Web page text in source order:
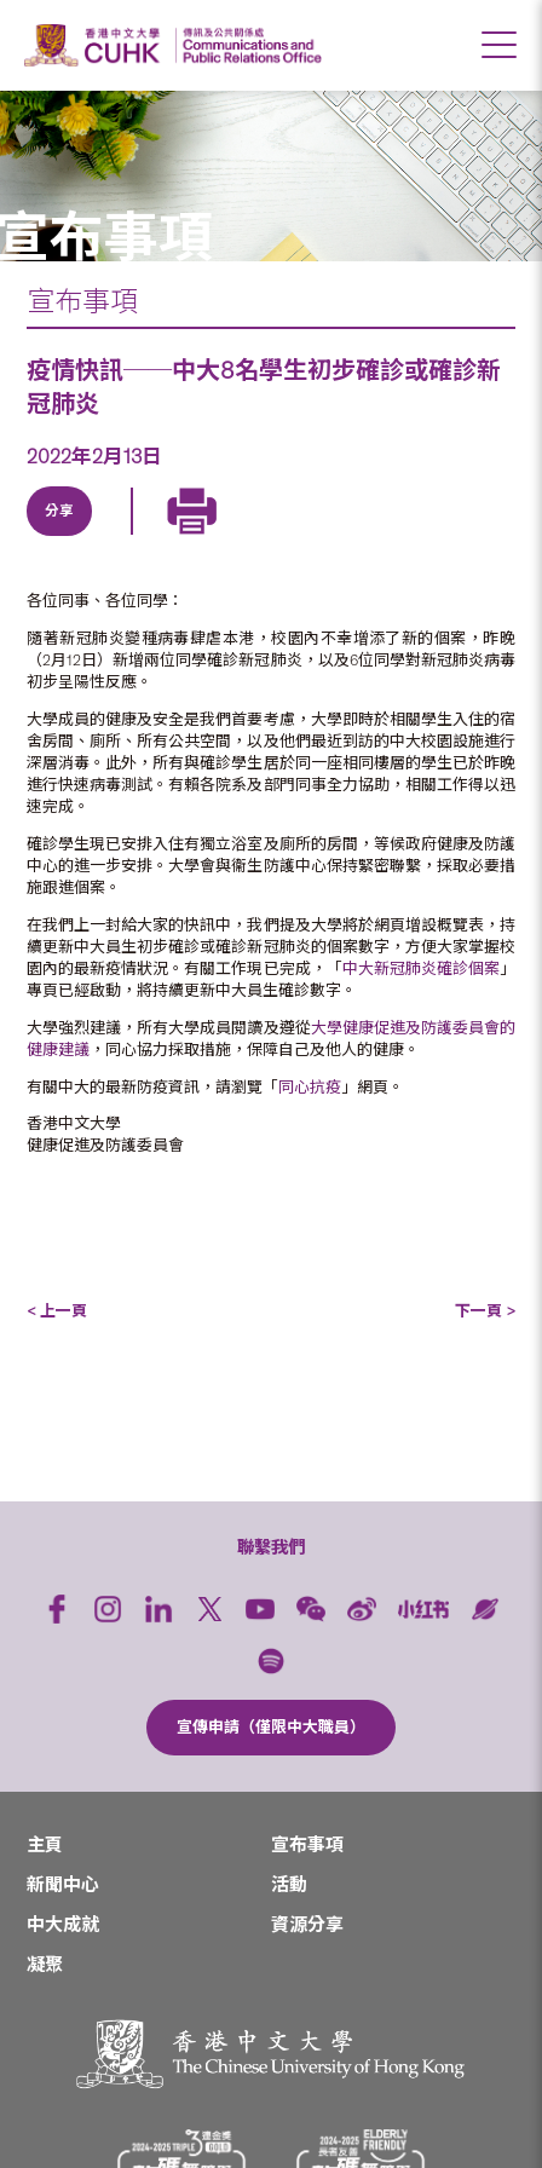
布事項
宣布事項
疫情快訊──中大8名學生初步確診或確診新
冠肺炎
2022年2月13日
分享
各位同事、各位同學：
隨著新冠肺炎變種病毒肆虐本港，校園內不幸增添了新的個案，昨晚
（2月12日）新增兩位同學確診新冠肺炎，以及6位同學對新冠肺炎病毒
初步呈陽性反應。
大學成員的健康及安全是我們首要考慮，大學即時於相關學生入住的宿
舍房間、廁所、所有公共空間，以及他們最近到訪的中大校園設施進行
深層消毒。此外，所有與確診學生居於同一座相同樓層的學生已於昨晚
進行快速病毒測試。有賴各院系及部門同事全力協助，相關工作得以迅
速完成。
確診學生現已安排入住有獨立浴室及廁所的房間，等候政府健康及防護
中心的進一步安排。大學會與衞生防護中心保持緊密聯繫，採取必要措
施跟進個案。
在我們上一封給大家的快訊中，我們提及大學將於網頁增設概覽表，持
續更新中大員生初步確診或確診新冠肺炎的個案數字，方便大家掌握校
園內的最新疫情狀況。有關工作現已完成，「中大新冠肺炎確診個案」
專頁已經啟動，將持續更新中大員生確診數字。
大學強烈建議，所有大學成員閱讀及遵從大學健康促進及防護委員會的
健康建議 ，同心協力採取措施，保障自己及他人的健康。
有關中大的最新防疫資訊，請瀏覽「同心抗疫 」網頁。
香港中文大學
健康促進及防護委員會
< 上一頁 下一頁 >
聯繫我們
宣傳申請（僅限中大職員）
主頁
宣布事項
新聞中心
活動
中大成就
資源分享
凝聚